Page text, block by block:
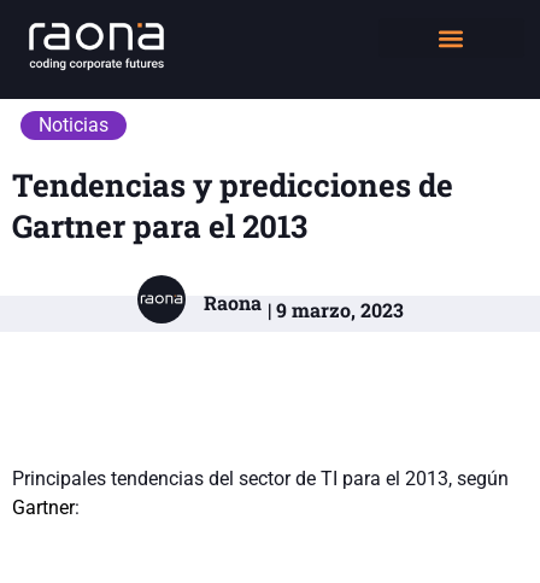
Noticias
Tendencias y predicciones de
Gartner para el 2013
Raona | 9 marzo, 2023
Principales tendencias del sector de TI para el 2013, según
Gartner: